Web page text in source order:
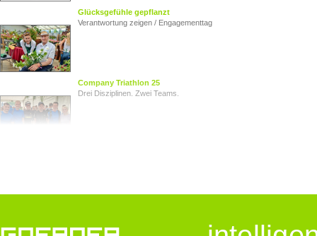
Glücksgefühle gepflanzt
Verantwortung zeigen / Engagementtag
Company Triathlon 25
Drei Disziplinen. Zwei Teams.
Goerner Group unterstützt JUNO